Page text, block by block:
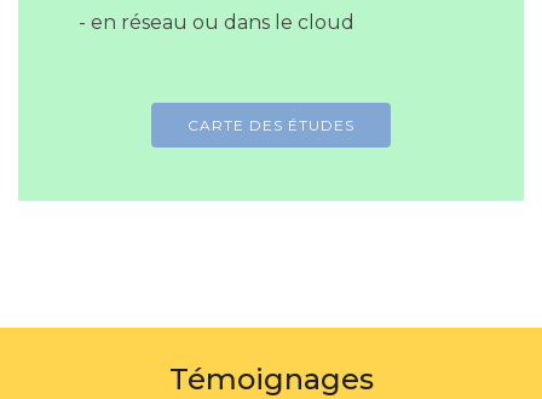
- en réseau ou dans le cloud
CARTE DES ÉTUDES
Témoignages